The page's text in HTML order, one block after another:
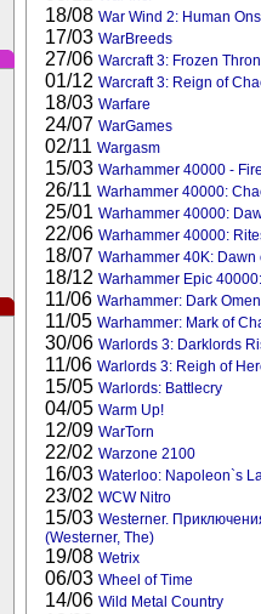
18/08 War Wind 2: Human
17/03 WarBreeds
27/06 Warcraft 3: Frozen
01/12 Warcraft 3: Reign of
18/03 Warfare
24/07 WarGames
02/11 Wargasm
15/03 Warhammer 40000 -
26/11 Warhammer 40000:
25/01 Warhammer 40000:
22/06 Warhammer 40000:
18/07 Warhammer 40K: Dawn
18/12 Warhammer Epic
11/06 Warhammer: Dark Omen
11/05 Warhammer: Mark of
30/06 Warlords 3: Darklords
11/06 Warlords 3: Reigh of
15/05 Warlords: Battlecry
04/05 Warm Up!
12/09 WarTorn
22/02 Warzone 2100
16/03 Waterloo: Napoleon`s
23/02 WCW Nitro
15/03 Westerner.
(Westerner, The)
19/08 Wetrix
06/03 Wheel of Time
14/06 Wild Metal Country